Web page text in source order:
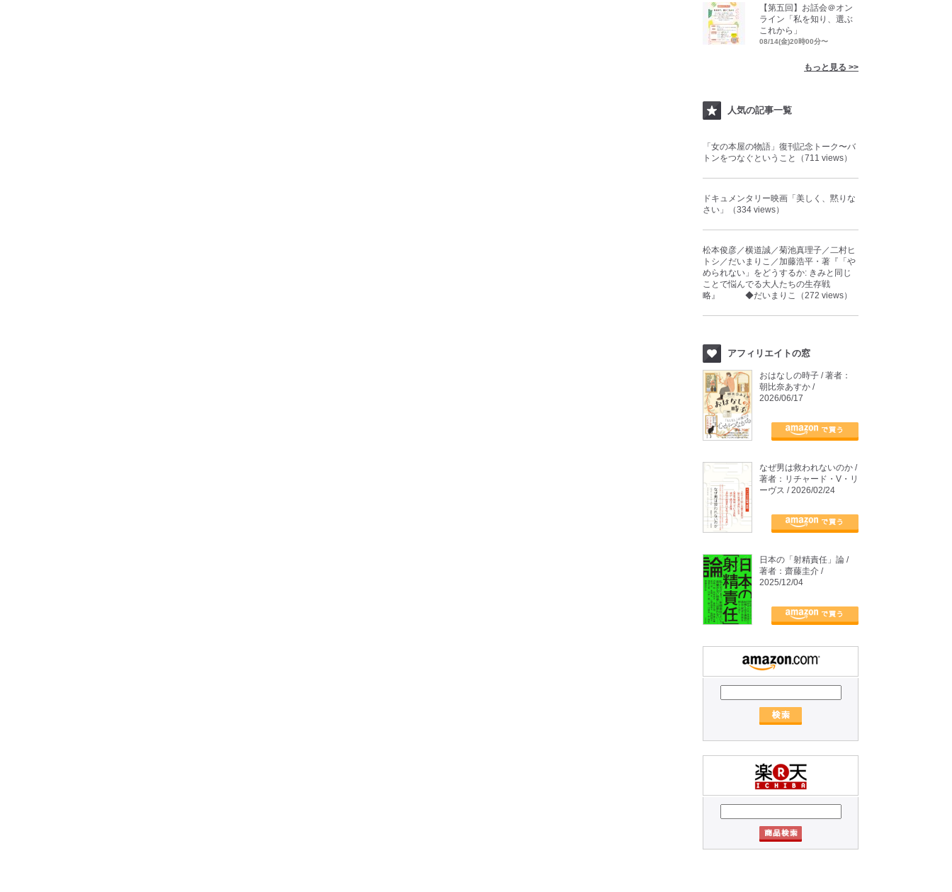
【第五回】お話会＠オン
ライン「私を知り、選ぶ
これから」
08/14(金)20時00分〜
もっと見る >>
人気の記事一覧
「女の本屋の物語」復刊記念トーク〜バ
トンをつなぐということ（711 views）
ドキュメンタリー映画「美しく、黙りな
さい」（334 views）
松本俊彦／横道誠／菊池真理子／二村ヒ
トシ／だいまりこ／加藤浩平・著『「や
められない」をどうするか: きみと同じ
ことで悩んでる大人たちの生存戦
略』 ◆だいまりこ（272 views）
アフィリエイトの窓
おはなしの時子 / 著者：
朝比奈あすか /
2026/06/17
なぜ男は救われないのか /
著者：リチャード・V・リ
ーヴス / 2026/02/24
日本の「射精責任」論 /
著者：齋藤圭介 /
2025/12/04